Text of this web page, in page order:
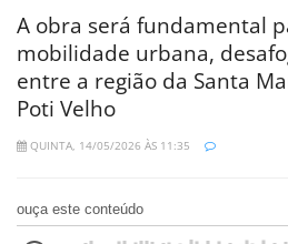
A obra será fundamental
mobilidade urbana,
entre a região da Santa
Poti Velho
QUINTA, 14/05/2026 ÀS 11:35
ouça este conteúdo